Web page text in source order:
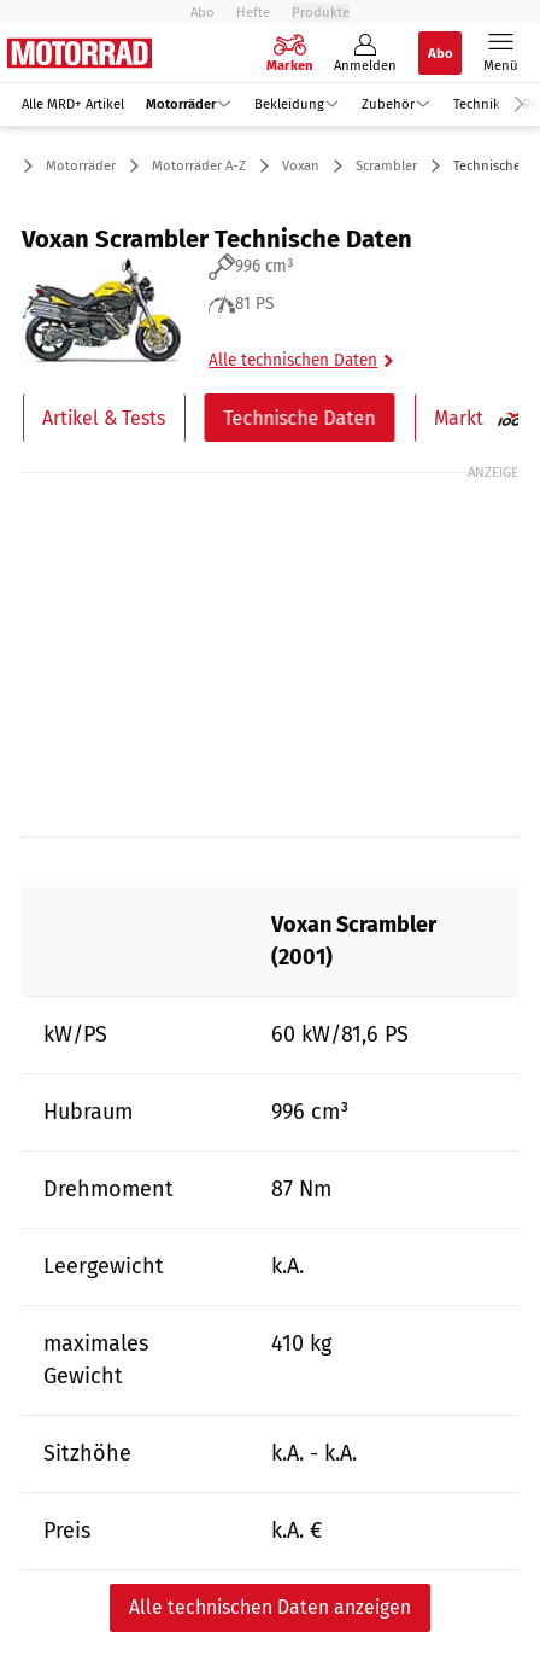
Abo Hefte Produkte
Marken Anmelden
Abo
Menü
Alle MRD+ Artikel Motorräder Bekleidung Zubehör Technik
Motorräder Motorräder A-Z Voxan Scrambler Technische
Voxan Scrambler Technische Daten
996 cm³
81 PS
Alle technischen Daten
Artikel & Tests Technische Daten Markt
ANZEIGE
Voxan Scrambler
(2001)
kW/PS 60 kW/81,6 PS
Hubraum 996 cm³
Drehmoment 87 Nm
Leergewicht k.A.
maximales
Gewicht
410 kg
Sitzhöhe k.A. - k.A.
Preis k.A. €
Alle technischen Daten anzeigen